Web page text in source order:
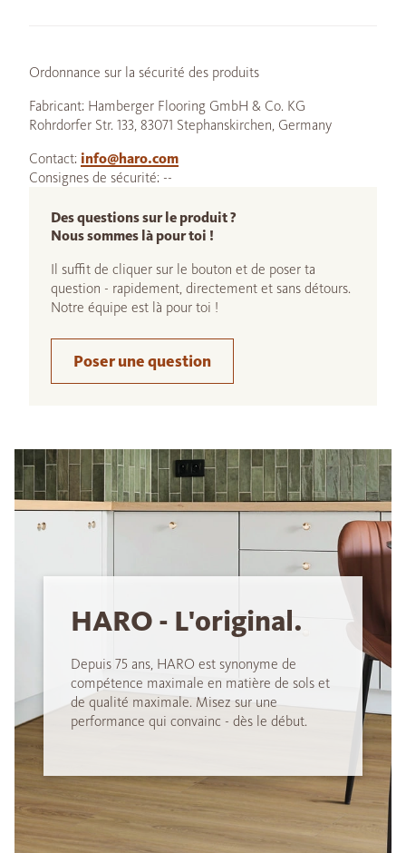
Ordonnance sur la sécurité des produits
Fabricant: Hamberger Flooring GmbH & Co. KG
Rohrdorfer Str. 133, 83071 Stephanskirchen, Germany
Contact: info@haro.com
Consignes de sécurité: --
Des questions sur le produit ?
Nous sommes là pour toi !
Il suffit de cliquer sur le bouton et de poser ta
question - rapidement, directement et sans détours.
Notre équipe est là pour toi !
Poser une question
HARO - L'original.
Depuis 75 ans, HARO est synonyme de
compétence maximale en matière de sols et
de qualité maximale. Misez sur une
performance qui convainc - dès le début.